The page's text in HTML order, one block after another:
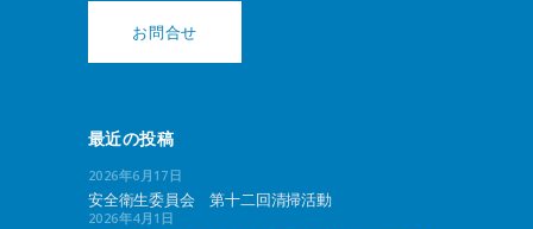
お問合せ
最近の投稿
2026年6月17日
安全衛生委員会 第十二回清掃活動
2026年4月1日